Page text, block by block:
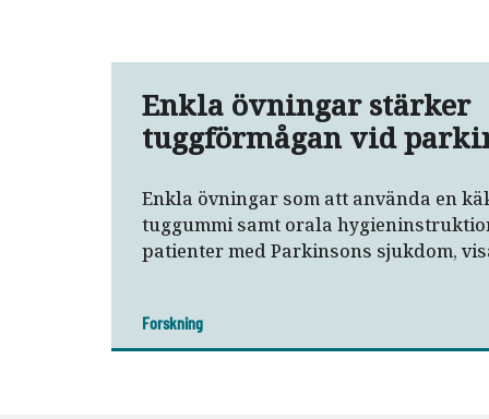
Enkla övningar stärker
tuggförmågan vid
Enkla övningar som att använda en
tuggummi samt orala
patienter med Parkinsons sjukdom,
Forskning